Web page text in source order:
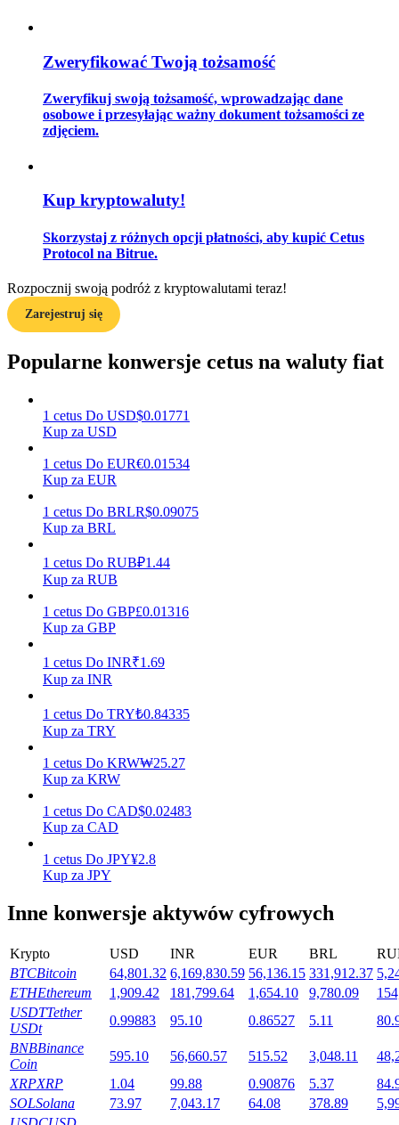
Strategie handlowe
Dowiedz się, jak zachować rentowność
Mocna Świnka
Codziennie zdobywaj konkurencyjne nagrody
Stawianie
Wysokie zyski i natychmiastowy dostęp
Launchpool
Elastyczne stawianie zakładów, aby zarabiać na popularnych
tokenach
Zweryfikować Twoją tożsamość
Zweryfikuj swoją tożsamość, wprowadzając dane
osobowe i przesyłając ważny dokument tożsamości ze
zdjęciem.
Kup kryptowaluty!
Skorzystaj z różnych opcji płatności, aby kupić Cetus
Protocol na Bitrue.
Rozpocznij swoją podróż z kryptowalutami teraz!
Zarejestruj się
Popularne konwersje cetus na waluty fiat
1 cetus Do USD$0.01771
Kup za USD
1 cetus Do EUR€0.01534
Kup za EUR
1 cetus Do BRLR$0.09075
Kup za BRL
1 cetus Do RUB₽1.44
Kup za RUB
1 cetus Do GBP£0.01316
Kup za GBP
1 cetus Do INR₹1.69
Kup za INR
1 cetus Do TRY₺0.84335
Kup za TRY
1 cetus Do KRW₩25.27
Kup za KRW
1 cetus Do CAD$0.02483
Kup za CAD
1 cetus Do JPY¥2.8
Kup za JPY
Inne konwersje aktywów cyfrowych
Krypto USD INR EUR BRL
BTCBitcoin 64,801.32 6,169,830.59 56,136.15 331,912.37
ETHEthereum 1,909.42 181,799.64 1,654.10 9,780.09
USDTTether
USDt
0.99883 95.10 0.86527 5.11
BNBBinance
Coin
595.10 56,660.57 515.52 3,048.11
XRPXRP 1.04 99.88 0.90876 5.37
SOLSolana 73.97 7,043.17 64.08 378.89